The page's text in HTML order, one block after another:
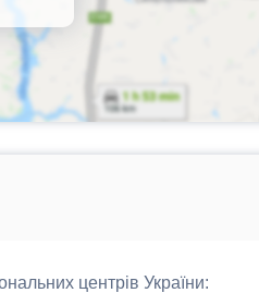
центрів України: